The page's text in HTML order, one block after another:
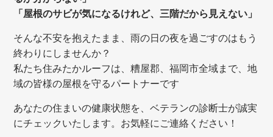
「屋根のサビが気になるけれど、三階だから見えない」
そんな不安を抱えたまま、雨の日の夜を過ごすのはもう
終わりにしませんか？
私たち住みたかルーフは、糟屋郡、福岡市全域まで、地
域の皆様の屋根を守るパートナーです
あなたの住まいの健康状態を、ベテランの診断士が誠実
にチェックいたします。お気軽にご連絡ください！